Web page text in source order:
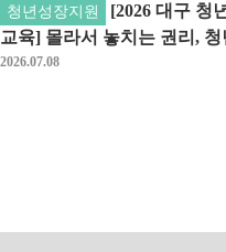
청년성장지원
[2026 대구 청
교육] 몰라서 놓치는 권리,
2026.07.08